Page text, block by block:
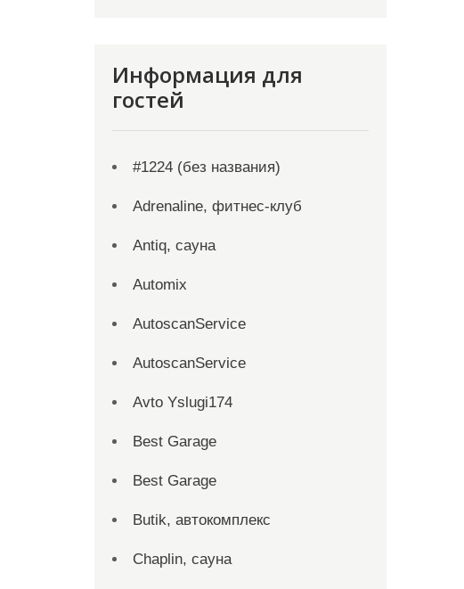
Информация для
гостей
#1224 (без названия)
Adrenaline, фитнес-клуб
Antiq, сауна
Automix
AutoscanService
AutoscanService
Avto Yslugi174
Best Garage
Best Garage
Butik, автокомплекс
Chaplin, сауна